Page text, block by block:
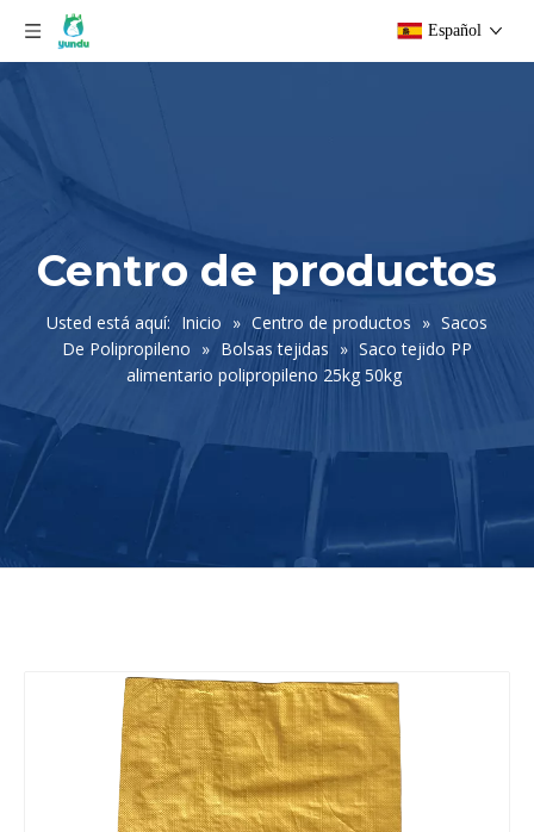
Español
Centro de productos
Usted está aquí: Inicio » Centro de productos » Sacos
De Polipropileno » Bolsas tejidas » Saco tejido PP
alimentario polipropileno 25kg 50kg